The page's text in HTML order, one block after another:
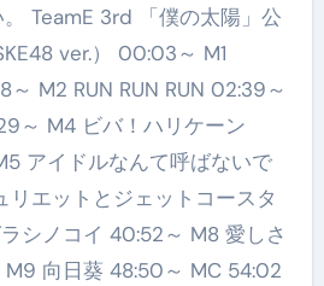
TeamE 3rd 「僕の太陽」公
ver.） 00:03～ M1
M2 RUN RUN RUN 02:39～
～ M4 ビバ！ハリケーン
アイドルなんて呼ばないで
リエットとジェットコースタ
シノコイ 40:52～ M8 愛しさ
向日葵 48:50～ MC 54:02